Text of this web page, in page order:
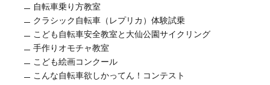
自転車乗り方教室
クラシック自転車（レプリカ）体験試乗
こども自転車安全教室と大仙公園サイクリング
手作りオモチャ教室
こども絵画コンクール
こんな自転車欲しかってん！コンテスト